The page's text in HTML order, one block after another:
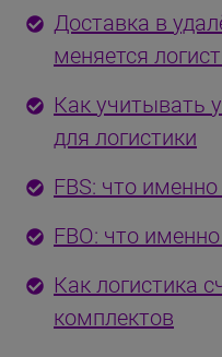
Доставка в
меняется
Как учитывать
для логистики
FBS: что
FBO: что
Как логистика
комплектов